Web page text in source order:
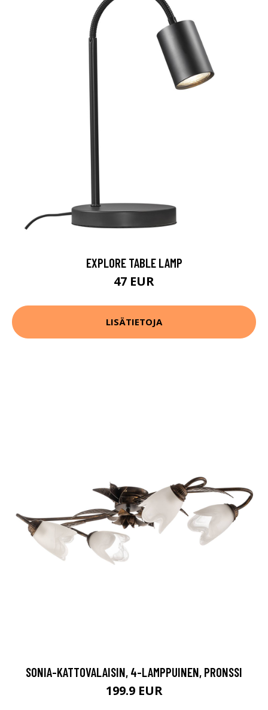
EXPLORE TABLE LAMP
47 EUR
LISÄTIETOJA
SONIA-KATTOVALAISIN, 4-LAMPPUINEN, PRONSSI
199.9 EUR